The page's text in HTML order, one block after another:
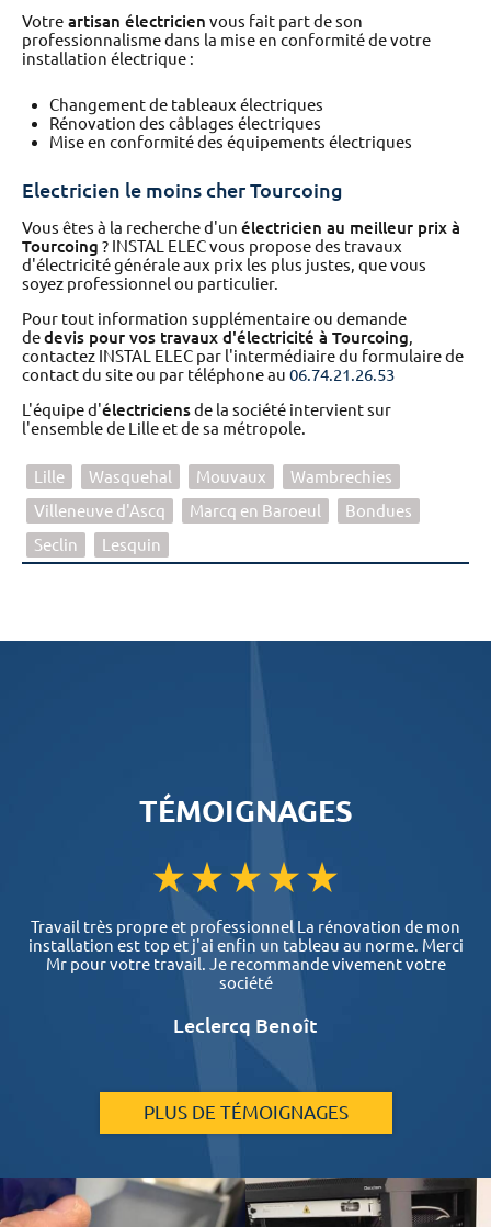
Votre artisan électricien vous fait part de son
professionnalisme dans la mise en conformité de votre
installation électrique :
Changement de tableaux électriques
Rénovation des câblages électriques
Mise en conformité des équipements électriques
Electricien le moins cher Tourcoing
Vous êtes à la recherche d'un électricien au meilleur prix à
Tourcoing ? INSTAL ELEC vous propose des travaux
d'électricité générale aux prix les plus justes, que vous
soyez professionnel ou particulier.
Pour tout information supplémentaire ou demande
dedevis pour vos travaux d'électricité à Tourcoing,
contactez INSTAL ELEC par l'intermédiaire du formulaire de
contact du site ou par téléphone au 06.74.21.26.53
L'équipe d'électriciensde la société intervient sur
l'ensemble de Lille et de sa métropole.
Lille Wasquehal Mouvaux
Wambrechies
Villeneuve d'Ascq
Marcq en Baroeul
Bondues
Seclin
Lesquin
TÉMOIGNAGES
Travail très propre et professionnel La rénovation de mon
installation est top et j'ai enfin un tableau au norme. Merci
Mr pour votre travail. Je recommande vivement votre
société
Leclercq Benoît
PLUS DE TÉMOIGNAGES